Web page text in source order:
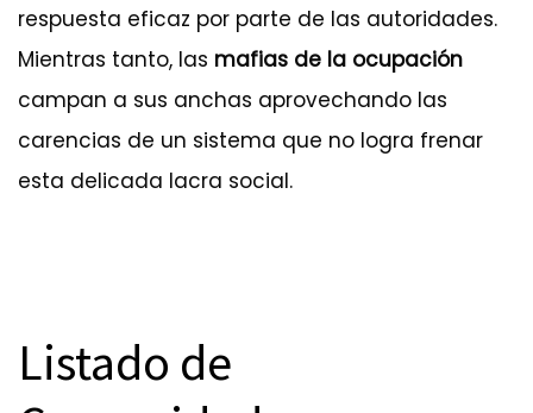
respuesta eficaz por parte de las autoridades.
Mientras tanto, las mafias de la ocupación
campan a sus anchas aprovechando las
carencias de un sistema que no logra frenar
esta delicada lacra social.
Listado de